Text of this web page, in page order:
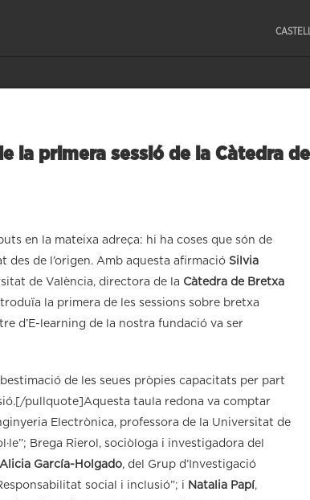
la primera sessió de la Càtedra de
en la mateixa adreça: hi ha coses que són de
des de l’origen. Amb aquesta afirmació Silvia
de València, directora de la Càtedra de Bretxa
la primera de les sessions sobre bretxa
d’E-learning de la nostra fundació va ser
de les seues pròpies capacitats per part
pullquote]Aquesta taula redona va comptar
Electrònica, professora de la Universitat de
Brega Rierol, sociòloga i investigadora del
Alicia García-Holgado, del Grup d’Investigació
social i inclusió”; i Natalia Papí,